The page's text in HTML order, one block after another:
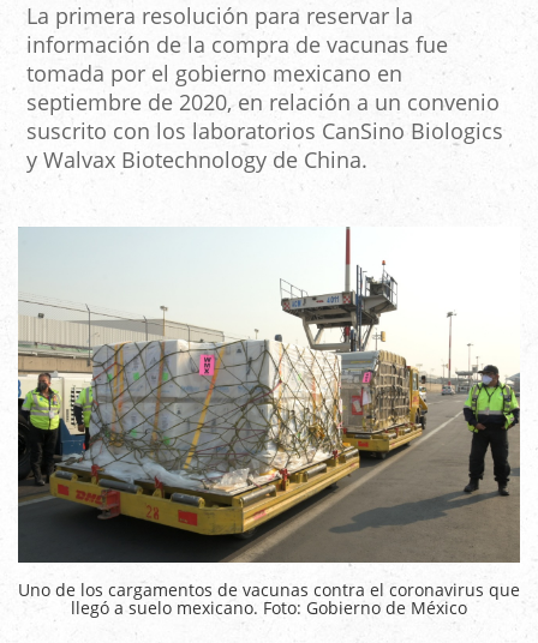
La primera resolución para reservar la
información de la compra de vacunas fue
tomada por el gobierno mexicano en
septiembre de 2020, en relación a un convenio
suscrito con los laboratorios CanSino Biologics
y Walvax Biotechnology de China.
Uno de los cargamentos de vacunas contra el coronavirus que
llegó a suelo mexicano. Foto: Gobierno de México